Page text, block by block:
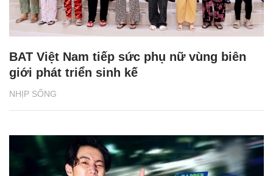
NHỊP SỐNG
BAT Việt Nam tiếp sức phụ nữ vùng biên
giới phát triển sinh kế